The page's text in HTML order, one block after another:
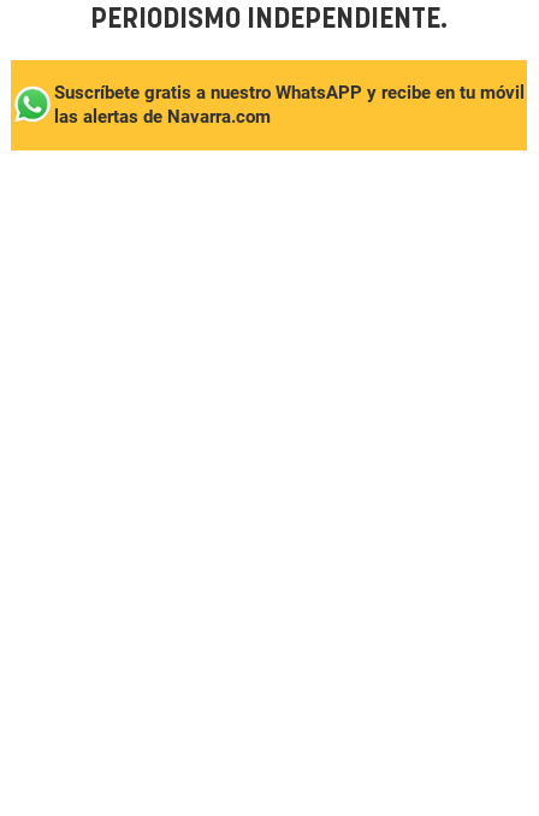
PERIODISMO INDEPENDIENTE.
Suscríbete gratis a nuestro WhatsAPP y recibe en tu móvil
las alertas de Navarra.com